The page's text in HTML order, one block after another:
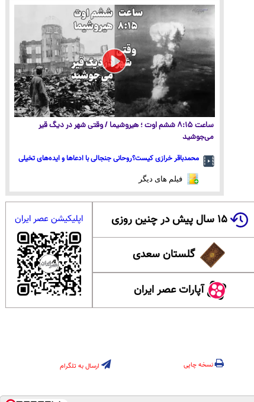
ساعت ۸:۱۵ ششم اوت ؛ هیروشیما / وقتی شهر در دیگ قیر
می‌جوشید
محمدباقر خرازی کیست؟روحانی جنجالی با ادعاها و ایده‌های تخیلی
فیلم های دیگر
۱۵ سال پیش در چنین روزی
گلستان سعدی
آپارات عصر ایران
اپلیکیشن عصر ایران
نسخه چاپی ارسال به تلگرام